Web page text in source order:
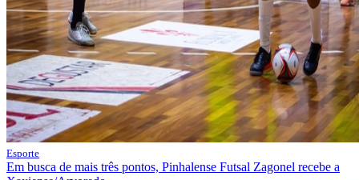
Esporte
Em busca de mais três pontos, Pinhalense Futsal Zagonel recebe a